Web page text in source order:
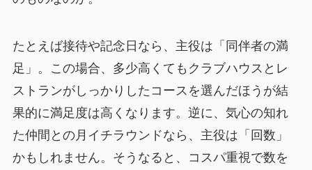
たとえば接待や記念日なら、主役は「同伴者の満
足」。この場合、多少高くてもクラブハウスとレ
ストランがしっかりしたコースを選んだほうが結
果的に満足度は高くなります。逆に、気心の知れ
た仲間との月イチラウンドなら、主役は「回数」
かもしれません。そうなると、コスパ重視で数を